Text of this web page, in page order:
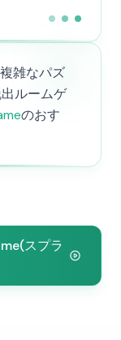
雑なパズ
ルームゲ
のおす
スプラ